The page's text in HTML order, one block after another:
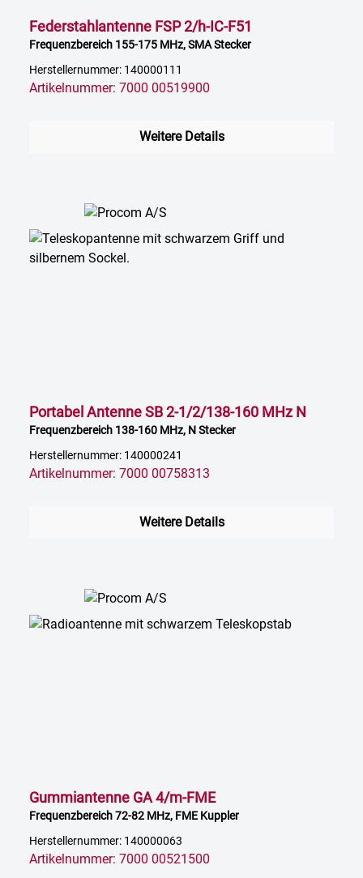
Federstahlantenne FSP 2/h-IC-F51
Frequenzbereich 155-175 MHz, SMA Stecker
Herstellernummer: 140000111
Artikelnummer: 7000 00519900
Weitere Details
Portabel Antenne SB 2-1/2/138-160 MHz N
Frequenzbereich 138-160 MHz, N Stecker
Herstellernummer: 140000241
Artikelnummer: 7000 00758313
Weitere Details
Gummiantenne GA 4/m-FME
Frequenzbereich 72-82 MHz, FME Kuppler
Herstellernummer: 140000063
Artikelnummer: 7000 00521500